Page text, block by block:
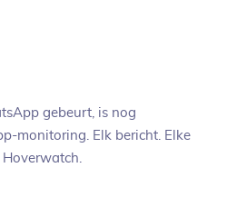
gebeurt, is nog
monitoring. Elk bericht. Elke
Hoverwatch.